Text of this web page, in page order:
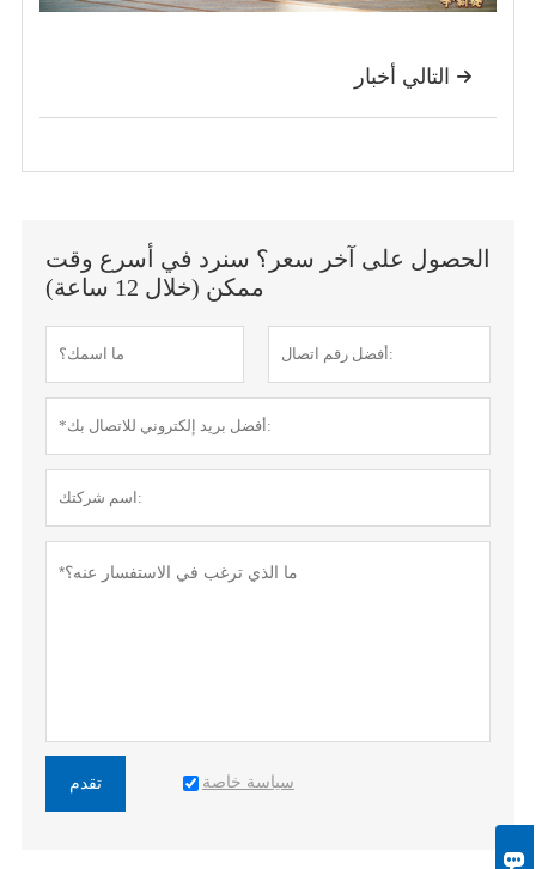

 التالي أخبار
الحصول على آخر سعر؟ سنرد في أسرع وقت
ممكن (خلال 12 ساعة)
تقدم سياسة خاصة